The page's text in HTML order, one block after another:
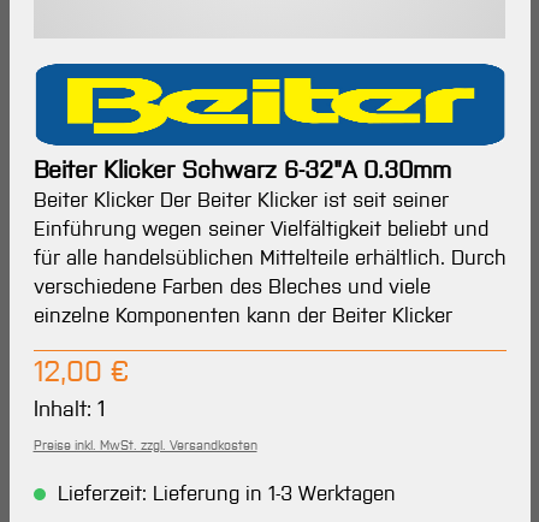
Beiter Klicker Schwarz 6-32"A 0.30mm
Beiter Klicker Der Beiter Klicker ist seit seiner
Einführung wegen seiner Vielfältigkeit beliebt und
für alle handelsüblichen Mittelteile erhältlich. Durch
verschiedene Farben des Bleches und viele
einzelne Komponenten kann der Beiter Klicker
Regulärer Preis:
12,00 €
Inhalt: 1
Preise inkl. MwSt. zzgl. Versandkosten
Lieferzeit: Lieferung in 1-3 Werktagen